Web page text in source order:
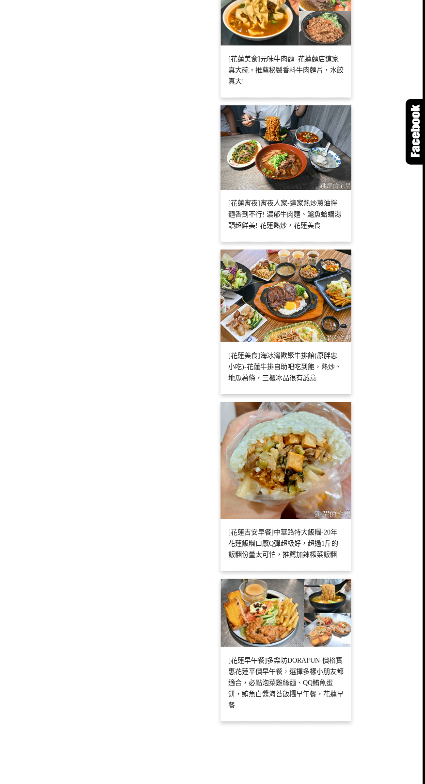
[花蓮美食]元味牛肉麵: 花蓮麵店這家
真大碗，推薦秘製香料牛肉麵片，水餃
真大!
[花蓮宵夜]宵夜人家-這家熱炒蔥油拌
麵香到不行! 濃郁牛肉麵、鱸魚蛤蠣湯
頭超鮮美! 花蓮熱炒，花蓮美食
[花蓮美食]海冰灣歡聚牛排館(原胖忠
小吃)-花蓮牛排自助吧吃到飽，熱炒、
地瓜薯條，三櫃冰品很有誠意
[花蓮吉安早餐]中華路特大飯糰-20年
花蓮飯糰口感Q彈超級好，超過1斤的
飯糰份量太可怕，推薦加辣榨菜飯糰
[花蓮早午餐]多樂坊DORAFUN-價格實
惠花蓮平價早午餐，選擇多樣小朋友都
適合，必點泡菜雞絲麵、QQ鮪魚蛋
餅，鮪魚白醬海苔飯糰早午餐，花蓮早
餐